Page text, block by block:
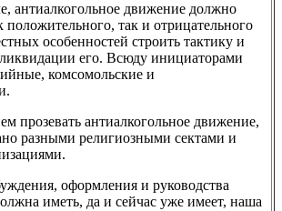
антиалкогольное движение должно
так и отрицательного
особенностей строить тактику и
его. Всюду инициаторами
комсомольские и
прозевать антиалкогольное движение,
разными религиозными сектами и
оформления и руководства
иметь, да и сейчас уже имеет, наша